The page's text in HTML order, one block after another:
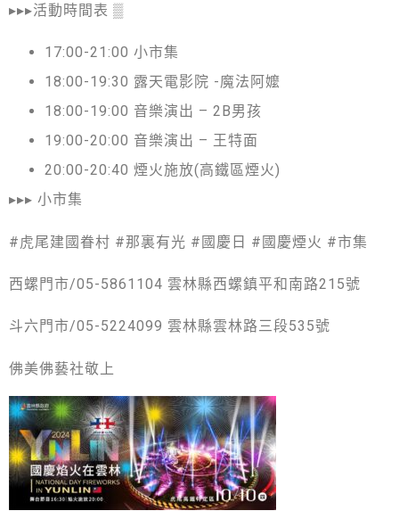
▸▸▸活動時間表 ▒
17:00-21:00 小市集
18:00-19:30 露天電影院 -魔法阿嬤
18:00-19:00 音樂演出 – 2B男孩
19:00-20:00 音樂演出 – 王特面
20:00-20:40 煙火施放(高鐵區煙火)
▸▸▸ 小市集
#虎尾建國眷村 #那裏有光 #國慶日 #國慶煙火 #市集
西螺門市/05-5861104 雲林縣西螺鎮平和南路215號
斗六門市/05-5224099 雲林縣雲林路三段535號
佛美佛藝社敬上